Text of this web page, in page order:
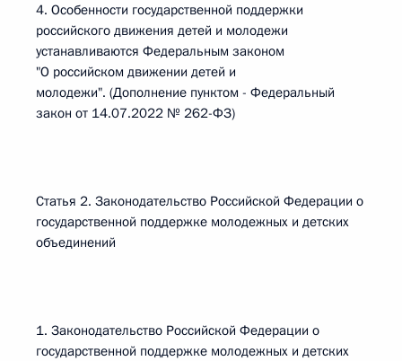
4. Особенности государственной поддержки
российского движения детей и молодежи
устанавливаются Федеральным законом
"О российском движении детей и
молодежи". (Дополнение пунктом - Федеральный
закон от 14.07.2022 № 262-ФЗ)
Статья 2. Законодательство Российской Федерации о
государственной поддержке молодежных и детских
объединений
1. Законодательство Российской Федерации о
государственной поддержке молодежных и детских